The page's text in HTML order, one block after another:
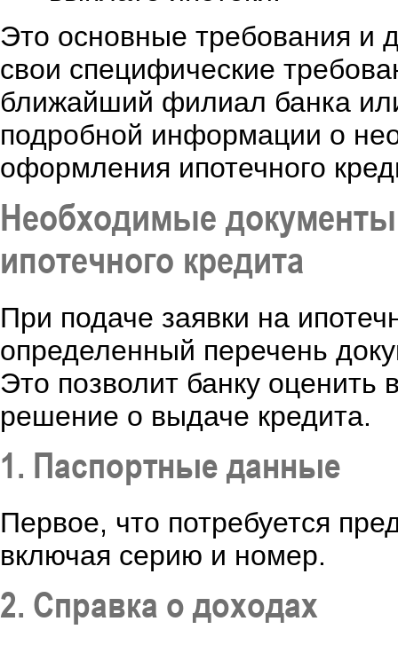
Это основные требования и
свои специфические
ближайший филиал банка
подробной информации о
оформления ипотечного
Необходимые
ипотечного кредита
При подаче заявки на
определенный перечень
Это позволит банку оценить
решение о выдаче кредита.
1. Паспортные данные
Первое, что потребуется
включая серию и номер.
2. Справка о доходах